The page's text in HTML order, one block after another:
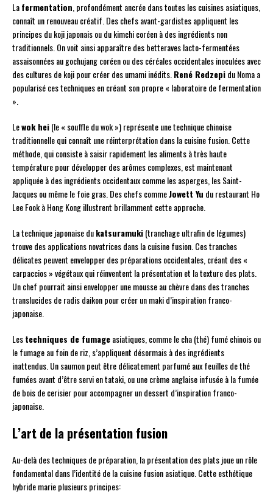
Lafermentation, profondément ancrée dans toutes les cuisines asiatiques,
connaît un renouveau créatif. Des chefs avant-gardistes appliquent les
principes du koji japonais ou du kimchi coréen à des ingrédients non
traditionnels. On voit ainsi apparaître des betteraves lacto-fermentées
assaisonnées au gochujang coréen ou des céréales occidentales inoculées avec
des cultures de koji pour créer des umami inédits.René Redzepidu Noma a
popularisé ces techniques en créant son propre « laboratoire de fermentation
».
Lewok hei(le « souffle du wok ») représente une technique chinoise
traditionnelle qui connaît une réinterprétation dans la cuisine fusion. Cette
méthode, qui consiste à saisir rapidement les aliments à très haute
température pour développer des arômes complexes, est maintenant
appliquée à des ingrédients occidentaux comme les asperges, les Saint-
Jacques ou même le foie gras. Des chefs commeJowett Yu du restaurant Ho
Lee Fook à Hong Kong illustrent brillamment cette approche.
La technique japonaise dukatsuramuki(tranchage ultrafin de légumes)
trouve des applications novatrices dans la cuisine fusion. Ces tranches
délicates peuvent envelopper des préparations occidentales, créant des «
carpaccios » végétaux qui réinventent la présentation et la texture des plats.
Un chef pourrait ainsi envelopper une mousse au chèvre dans des tranches
translucides de radis daikon pour créer un maki d’inspiration franco-
japonaise.
Lestechniques de fumageasiatiques, comme le cha (thé) fumé chinois ou
le fumage au foin de riz, s’appliquent désormais à des ingrédients
inattendus. Un saumon peut être délicatement parfumé aux feuilles de thé
fumées avant d’être servi en tataki, ou une crème anglaise infusée à la fumée
de bois de cerisier pour accompagner un dessert d’inspiration franco-
japonaise.
L’art de la présentation fusion
Au-delà des techniques de préparation, la présentation des plats joue un rôle
fondamental dans l’identité de la cuisine fusion asiatique. Cette esthétique
hybride marie plusieurs principes: